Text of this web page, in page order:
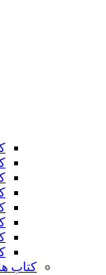
کتاب